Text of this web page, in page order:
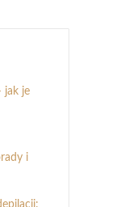
jak je
i